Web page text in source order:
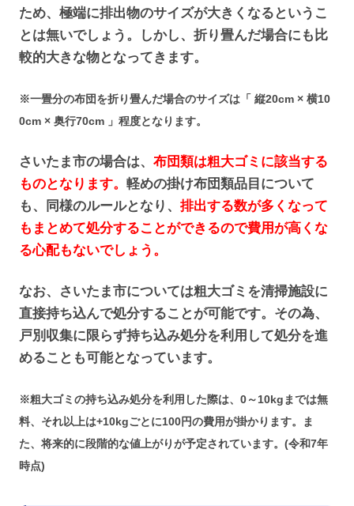
ため、極端に排出物のサイズが大きくなるというこ
とは無いでしょう。しかし、折り畳んだ場合にも比
較的大きな物となってきます。
※一畳分の布団を折り畳んだ場合のサイズは「 縦20cm × 横10
0cm × 奥行70cm 」程度となります。
さいたま市の場合は、 布団類は粗大ゴミに該当する
ものとなります。 軽めの掛け布団類品目について
も、同様のルールとなり、 排出する数が多くなって
もまとめて処分することができるので費用が高くな
る心配もないでしょう。
なお、さいたま市については粗大ゴミを清掃施設に
直接持ち込んで処分することが可能です。その為、
戸別収集に限らず持ち込み処分を利用して処分を進
めることも可能となっています。
※粗大ゴミの持ち込み処分を利用した際は、0～10kgまでは無
料、それ以上は+10kgごとに100円の費用が掛かります。ま
た、将来的に段階的な値上がりが予定されています。(令和7年
時点)